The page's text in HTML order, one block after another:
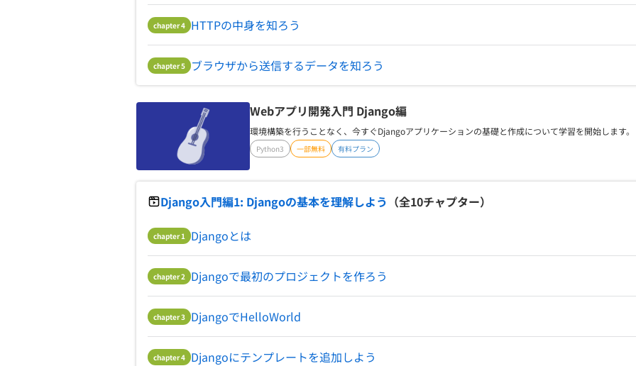
chapter4 HTTPの中身を知ろう
chapter5 ブラウザから送信するデータを知ろう
Webアプリ開発入門 Django編
環境構築を行うことなく、今すぐDjangoアプリケーションの基礎と作成について学習を開始します。
Python3 一部無料 有料プラン
Django入門編1: Djangoの基本を理解しよう （全10チャプター）
chapter1 Djangoとは
chapter2 Djangoで最初のプロジェクトを作ろう
chapter3 DjangoでHelloWorld
chapter4 Djangoにテンプレートを追加しよう